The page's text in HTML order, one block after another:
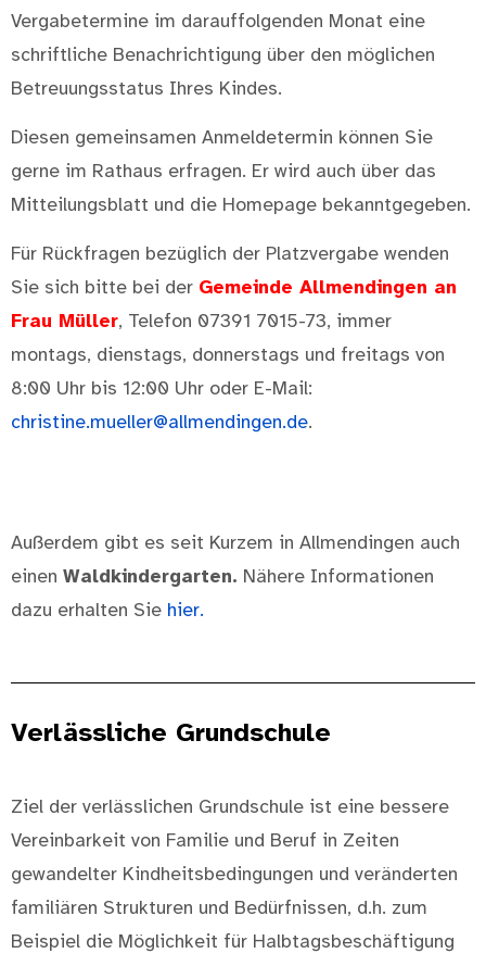
Vergabetermine im darauffolgenden Monat eine
schriftliche Benachrichtigung über den möglichen
Betreuungsstatus Ihres Kindes.
Diesen gemeinsamen Anmeldetermin können Sie
gerne im Rathaus erfragen. Er wird auch über das
Mitteilungsblatt und die Homepage bekanntgegeben.
Für Rückfragen bezüglich der Platzvergabe wenden
Sie sich bitte bei der Gemeinde Allmendingen an
Frau Müller, Telefon 07391 7015-73, immer
montags, dienstags, donnerstags und freitags von
8:00 Uhr bis 12:00 Uhr oder E-Mail:
christine.mueller@allmendingen.de.
Außerdem gibt es seit Kurzem in Allmendingen auch
einen Waldkindergarten. Nähere Informationen
dazu erhalten Sie hier.
Verlässliche Grundschule
Ziel der verlässlichen Grundschule ist eine bessere
Vereinbarkeit von Familie und Beruf in Zeiten
gewandelter Kindheitsbedingungen und veränderten
familiären Strukturen und Bedürfnissen, d.h. zum
Beispiel die Möglichkeit für Halbtagsbeschäftigung